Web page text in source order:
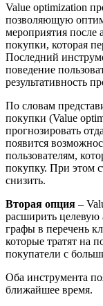
Value optimization
позволяющую
мероприятия после
покупки, которая
Последний
поведение
результативность
По словам
покупки (Value
прогнозировать
появится
пользователям,
покупку. При этом
снизить.
Вторая опция –
расширить целевую
графы в перечень
которые тратят на
покупатели с
Оба инструмента
ближайшее время.